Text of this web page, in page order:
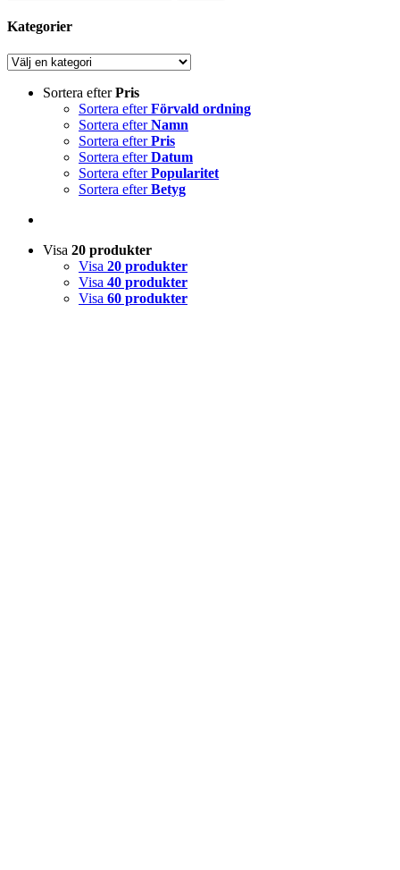
Kategorier
Sortera efterPris
Sortera efterFörvald ordning
Sortera efterNamn
Sortera efterPris
Sortera efterDatum
Sortera efterPopularitet
Sortera efterBetyg
Visa 20 produkter
Visa 20 produkter
Visa 40 produkter
Visa 60 produkter